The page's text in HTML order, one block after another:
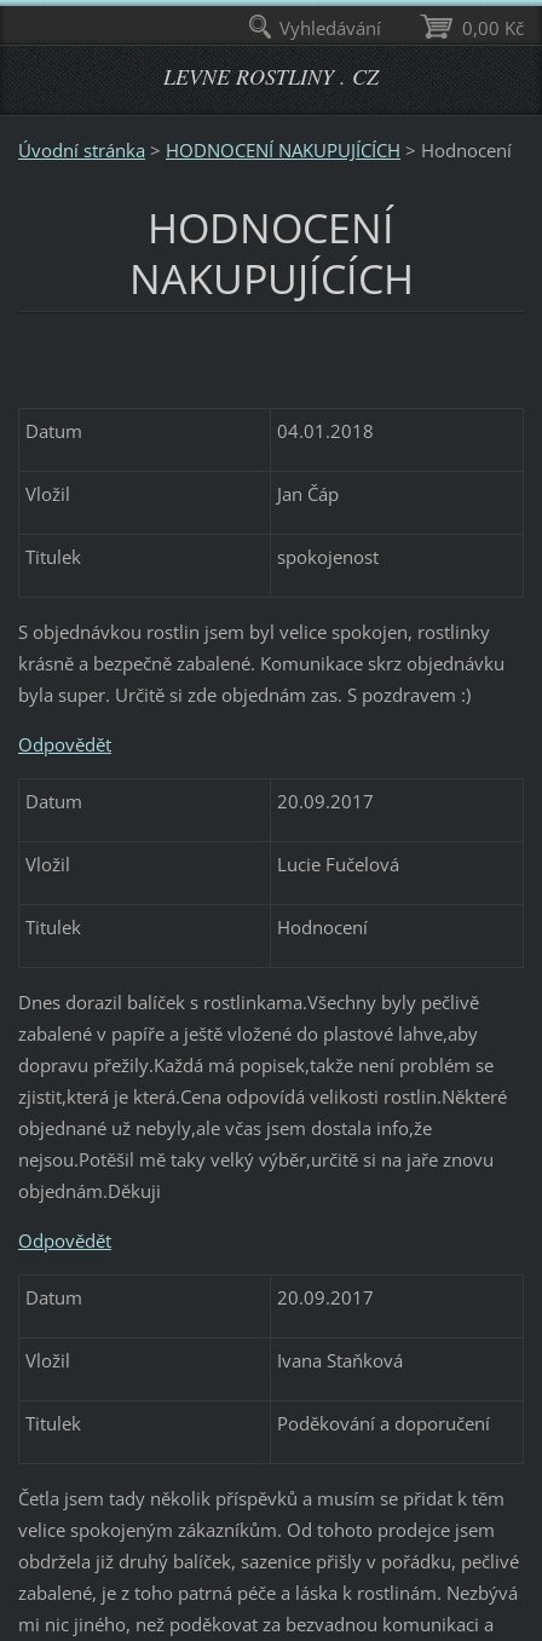
LEVNE ROSTLINY . CZ
Úvodní stránka > HODNOCENÍ NAKUPUJÍCÍCH > Hodnocení
HODNOCENÍ
NAKUPUJÍCÍCH
Datum 04.01.2018
Vložil Jan Čáp
Titulek spokojenost
S objednávkou rostlin jsem byl velice spokojen, rostlinky
krásně a bezpečně zabalené. Komunikace skrz objednávku
byla super. Určitě si zde objednám zas. S pozdravem :)
Odpovědět
Datum 20.09.2017
Vložil Lucie Fučelová
Titulek Hodnocení
Dnes dorazil balíček s rostlinkama.Všechny byly pečlivě
zabalené v papíře a ještě vložené do plastové lahve,aby
dopravu přežily.Každá má popisek,takže není problém se
zjistit,která je která.Cena odpovídá velikosti rostlin.Některé
objednané už nebyly,ale včas jsem dostala info,že
nejsou.Potěšil mě taky velký výběr,určitě si na jaře znovu
objednám.Děkuji
Odpovědět
Datum 20.09.2017
Vložil Ivana Staňková
Titulek Poděkování a doporučení
Četla jsem tady několik příspěvků a musím se přidat k těm
velice spokojeným zákazníkům. Od tohoto prodejce jsem
obdržela již druhý balíček, sazenice přišly v pořádku, pečlivé
zabalené, je z toho patrná péče a láska k rostlinám. Nezbývá
mi nic jiného, než poděkovat za bezvadnou komunikaci a
0,00 Kč
Vyhledávání